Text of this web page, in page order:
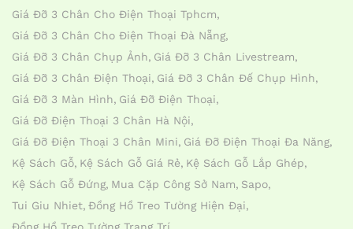
Giá Đỡ 3 Chân Cho Điện Thoại Tphcm
Giá Đỡ 3 Chân Cho Điện Thoại Đà Nẵng
Giá Đỡ 3 Chân Chụp Ảnh Giá Đỡ 3 Chân Livestream
Giá Đỡ 3 Chân Điện Thoại Giá Đỡ 3 Chân Đế Chụp Hình
Giá Đỡ 3 Màn Hình Giá Đỡ Điện Thoại
Giá Đỡ Điện Thoại 3 Chân Hà Nội
Giá Đỡ Điện Thoại 3 Chân Mini Giá Đỡ Điện Thoại Đa Năng
Kệ Sách Gỗ Kệ Sách Gỗ Giá Rẻ Kệ Sách Gỗ Lắp Ghép
Kệ Sách Gỗ Đứng Mua Cặp Công Sở Nam Sapo
Tui Giu Nhiet Đồng Hồ Treo Tường Hiện Đại